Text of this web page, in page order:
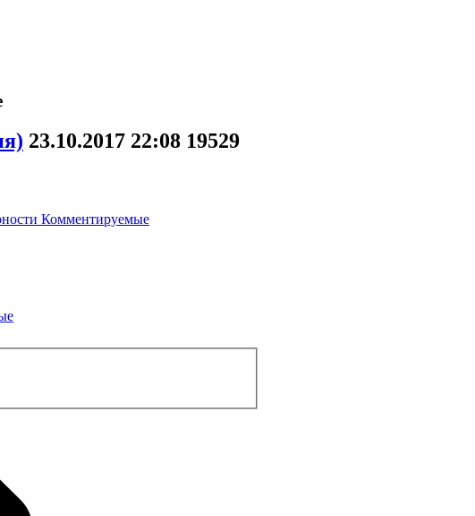
23.10.2017 22:08 19529
Комментируемые